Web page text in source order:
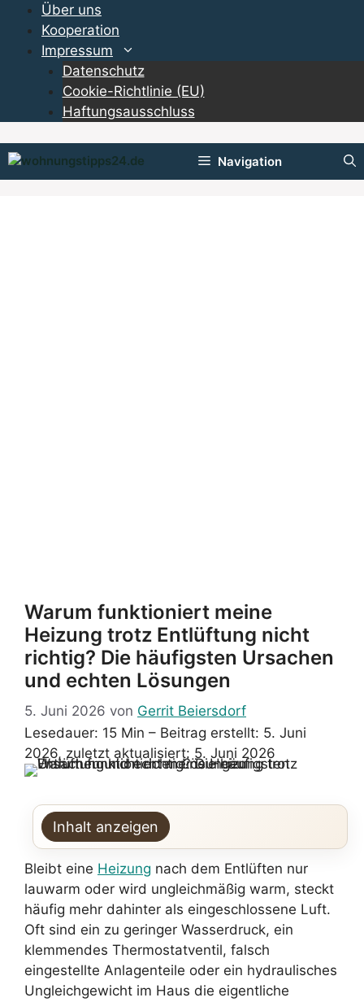
Zum
Inhalt
springen
Über uns
Kooperation
Impressum
Datenschutz
Cookie-Richtlinie (EU)
Haftungsausschluss
Navigation
Warum funktioniert meine
Heizung trotz Entlüftung nicht
richtig? Die häufigsten Ursachen
und echten Lösungen
5. Juni 2026 von Gerrit Beiersdorf
Lesedauer: 15 Min – Beitrag erstellt: 5. Juni
2026, zuletzt aktualisiert: 5. Juni 2026
Inhalt anzeigen
Bleibt eine Heizung nach dem Entlüften nur
lauwarm oder wird ungleichmäßig warm, steckt
häufig mehr dahinter als eingeschlossene Luft.
Oft sind ein zu geringer Wasserdruck, ein
klemmendes Thermostatventil, falsch
eingestellte Anlagenteile oder ein hydraulisches
Ungleichgewicht im Haus die eigentliche